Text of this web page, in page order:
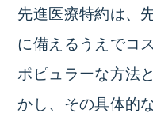
先進医療特約は、
に備えるうえでコ
ポピュラーな方法
かし、その具体的